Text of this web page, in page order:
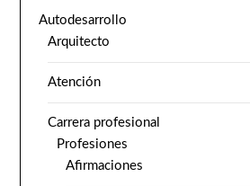
Autodesarrollo
Arquitecto
Atención
Carrera profesional
Profesiones
Afirmaciones